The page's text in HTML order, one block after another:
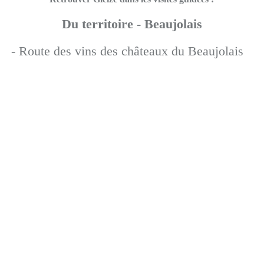
Du territoire - Beaujolais
- Route des vins des châteaux du Beaujolais